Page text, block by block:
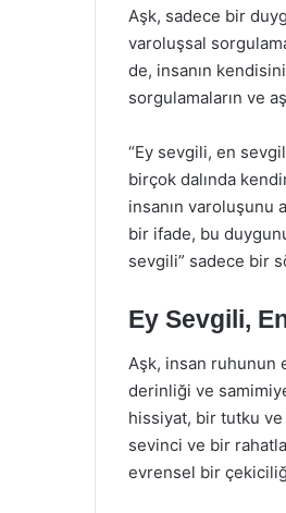
Aşk, sadece bir
varoluşsal
de, insanın
sorgulamaların ve
“Ey sevgili, en
birçok dalında
insanın varoluşunu
bir ifade, bu
sevgili” sadece bir
Ey Sevgili,
Aşk, insan ruhunun
derinliği ve
hissiyat, bir tutku
sevinci ve bir
evrensel bir